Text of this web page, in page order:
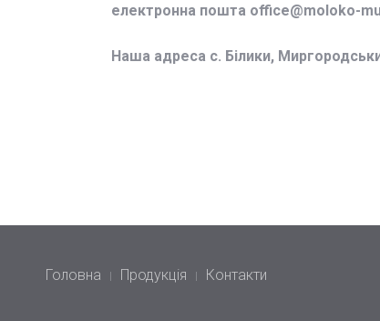
електронна пошта office@moloko-
Наша адреса с. Білики,
Головна Продукція Контакти